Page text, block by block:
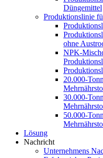
Düngemittel
Produktionslinie
ohne
NPK-
20.000-
30.000-
50.000-
Lösung
Nachricht
Unternehmens